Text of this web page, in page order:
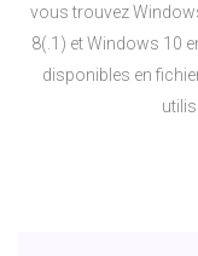
vous trouvez
8(.1) et Windows 10
disponibles en